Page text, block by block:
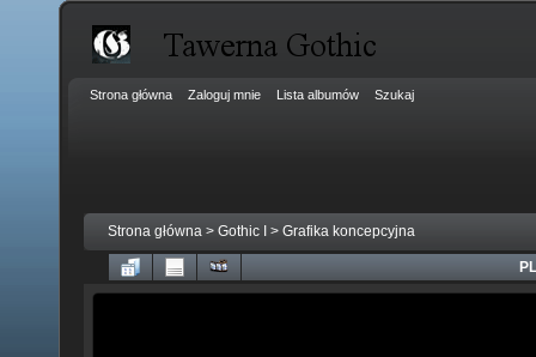
Strona główna Zaloguj mnie Lista albumów Szukaj
Strona główna > Gothic I > Grafika koncepcyjna